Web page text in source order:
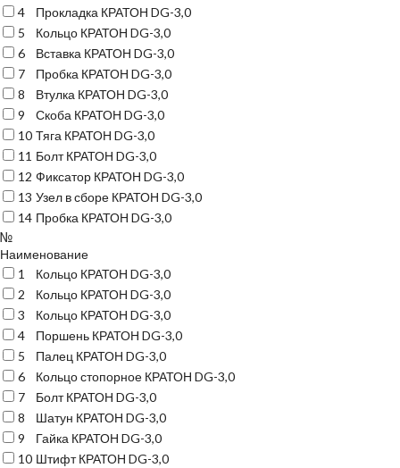
4
Прокладка КРАТОН DG-3,0
5
Кольцо КРАТОН DG-3,0
6
Вставка КРАТОН DG-3,0
7
Пробка КРАТОН DG-3,0
8
Втулка КРАТОН DG-3,0
9
Скоба КРАТОН DG-3,0
10 Тяга КРАТОН DG-3,0
11 Болт КРАТОН DG-3,0
12 Фиксатор КРАТОН DG-3,0
13 Узел в сборе КРАТОН DG-3,0
14 Пробка КРАТОН DG-3,0
№
Наименование
1
Кольцо КРАТОН DG-3,0
2
Кольцо КРАТОН DG-3,0
3
Кольцо КРАТОН DG-3,0
4
Поршень КРАТОН DG-3,0
5
Палец КРАТОН DG-3,0
6
Кольцо стопорное КРАТОН DG-3,0
7
Болт КРАТОН DG-3,0
8
Шатун КРАТОН DG-3,0
9
Гайка КРАТОН DG-3,0
10 Штифт КРАТОН DG-3,0